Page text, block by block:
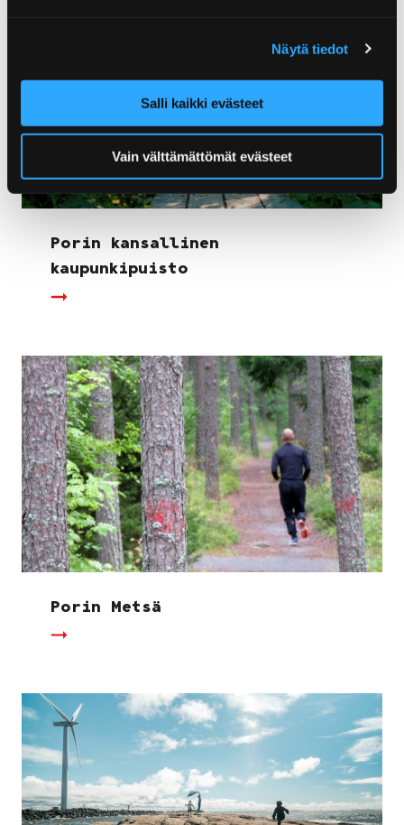
Näytä tiedot
Salli kaikki evästeet
Vain välttämättömät evästeet
Porin kansallinen
kaupunkipuisto
Porin Metsä